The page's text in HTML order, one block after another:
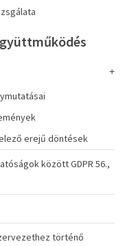
erejű döntések
között GDPR 56.,
történő